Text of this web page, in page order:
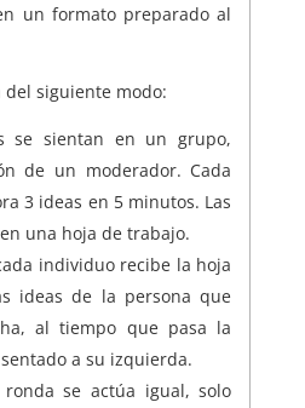
un formato preparado al
del siguiente modo:
se sientan en un grupo,
de un moderador. Cada
3 ideas en 5 minutos. Las
una hoja de trabajo.
individuo recibe la hoja
ideas de la persona que
al tiempo que pasa la
a su izquierda.
ronda se actúa igual, solo